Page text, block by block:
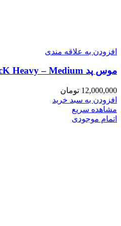
افزودن به علاقه مندی
موس پد SteelSeries QcK Heavy – Medium
12,000,000 تومان
افزودن به سبد خرید
مشاهده سریع
اتمام موجودی